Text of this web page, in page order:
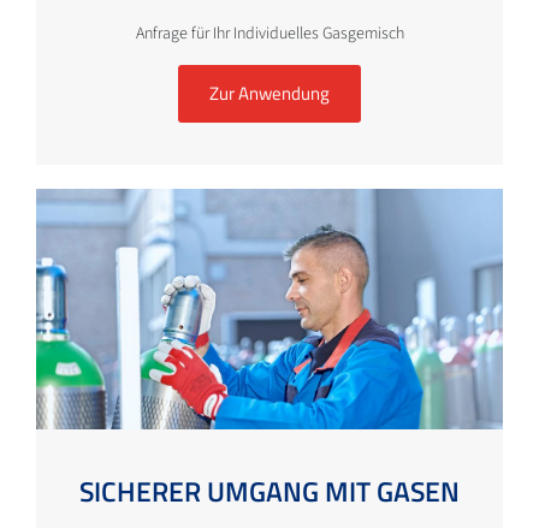
Anfrage für Ihr Individuelles Gasgemisch
Zur Anwendung
SICHERER UMGANG MIT GASEN